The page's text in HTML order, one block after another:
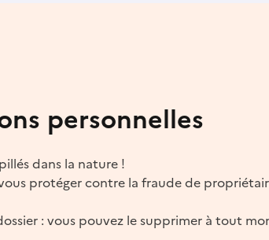
personnelles
dans la nature !
protéger contre la fraude de
: vous pouvez le supprimer à tout